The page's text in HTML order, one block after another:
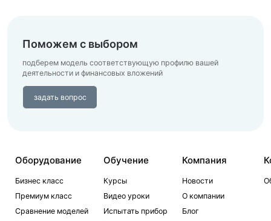
Поможем с выбором
подберем модель соответствующую профилю вашей
деятельности и финансовых вложений
задать вопрос
Оборудование
Бизнес класс
Премиум класс
Сравнение моделей
Обучение
Курсы
Видео уроки
Испытать прибор
Компания
Новости
О компании
Блог